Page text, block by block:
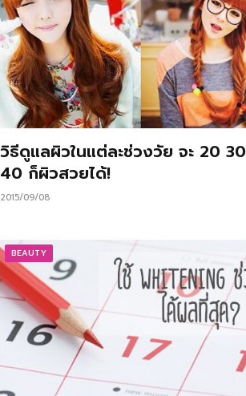
วิธีดูแลผิวในแต่ละช่วงวัย จะ 20 30
40 ก็ผิวสวยได้!
2015/09/08
BEAUTY